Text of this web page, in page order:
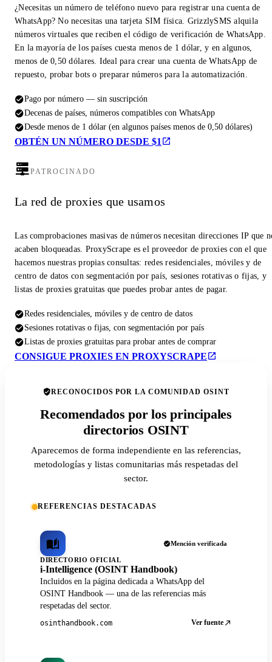
¿Necesitas un número de teléfono nuevo para registrar una cuenta de
WhatsApp? No necesitas una tarjeta SIM física. GrizzlySMS alquila
números virtuales que reciben el código de verificación de WhatsApp.
En la mayoría de los países cuesta menos de 1 dólar, y en algunos,
menos de 0,50 dólares. Ideal para crear una cuenta de WhatsApp de
repuesto, probar bots o preparar números para la automatización.
Pago por número — sin suscripción
Decenas de países, números compatibles con WhatsApp
Desde menos de 1 dólar (en algunos países menos de 0,50 dólares)
OBTÉN UN NÚMERO DESDE $1
PATROCINADO
La red de proxies que usamos
Las comprobaciones masivas de números necesitan direcciones IP que
acaben bloqueadas. ProxyScrape es el proveedor de proxies con el que
hacemos nuestras propias consultas: redes residenciales, móviles y de
centro de datos con segmentación por país, sesiones rotativas o fijas, y
listas de proxies gratuitas que puedes probar antes de pagar.
Redes residenciales, móviles y de centro de datos
Sesiones rotativas o fijas, con segmentación por país
Listas de proxies gratuitas para probar antes de comprar
CONSIGUE PROXIES EN PROXYSCRAPE
RECONOCIDOS POR LA COMUNIDAD OSINT
Recomendados por los principales
directorios OSINT
Aparecemos de forma independiente en las referencias,
metodologías y listas comunitarias más respetadas del
sector.
REFERENCIAS DESTACADAS
Mención verificada
DIRECTORIO OFICIAL
i-Intelligence (OSINT Handbook)
Incluidos en la página dedicada a WhatsApp del
OSINT Handbook — una de las referencias más
respetadas del sector.
osinthandbook.com Ver fuente